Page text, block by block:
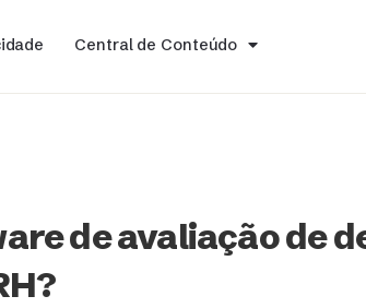
Central de Conteúdo
de avaliação de